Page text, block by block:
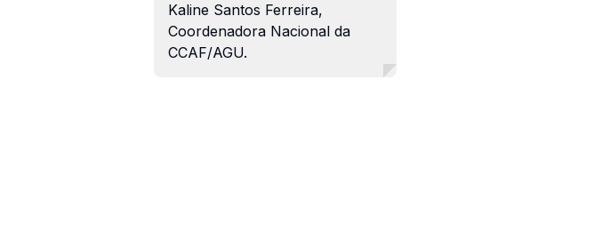
Kaline Santos Ferreira,
Coordenadora Nacional da
CCAF/AGU.